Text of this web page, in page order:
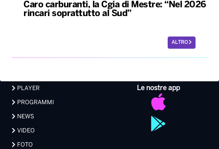
Caro carburanti, la Cgia di Mestre: “Nel 2026
rincari soprattutto al Sud”
ALTRO
Le nostre app
PLAYER
PROGRAMMI
NEWS
VIDEO
FOTO